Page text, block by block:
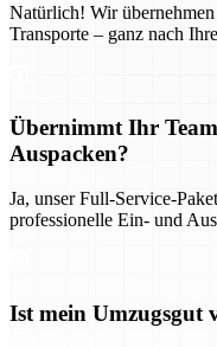
Natürlich! Wir
Transporte – ganz nach
Übernimmt Ihr
Auspacken?
Ja, unser Full-Service-
professionelle Ein- und
Ist mein Umzugsgut